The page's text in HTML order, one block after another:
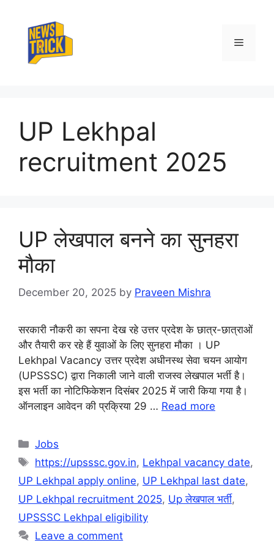
content
Menu
UP Lekhpal
recruitment 2025
UP लेखपाल बनने का सुनहरा
मौका
December 20, 2025 by Praveen Mishra
सरकारी नौकरी का सपना देख रहे उत्तर प्रदेश के छात्र-छात्राओं
और तैयारी कर रहे हैं युवाओं के लिए सुनहरा मौका । UP
Lekhpal Vacancy उत्तर प्रदेश अधीनस्थ सेवा चयन आयोग
(UPSSSC) द्वारा निकाली जाने वाली राजस्व लेखपाल भर्ती है।
इस भर्ती का नोटिफिकेशन दिसंबर 2025 में जारी किया गया है।
ऑनलाइन आवेदन की प्रक्रिया 29 … Read more
Categories
Jobs
Tags
https://upsssc.gov.in, Lekhpal vacancy date,
UP Lekhpal apply online, UP Lekhpal last date,
UP Lekhpal recruitment 2025, Up लेखपाल भर्ती,
UPSSSC Lekhpal eligibility
Leave a comment